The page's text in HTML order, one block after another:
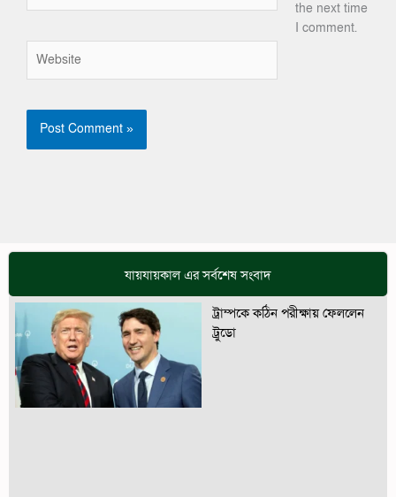
the next time
I comment.
যায়যায়কাল এর সর্বশেষ সংবাদ
ট্রাম্পকে কঠিন পরীক্ষায় ফেললেন
ট্রুডো